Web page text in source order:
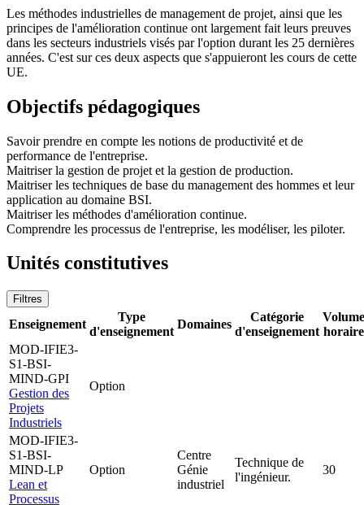
Les méthodes industrielles de management de projet, ainsi que les
principes de l'amélioration continue ont largement fait leurs preuves
dans les secteurs industriels visés par l'option durant les 25 dernières
années. C'est sur ces deux aspects que s'appuieront les cours de cette
UE.
Objectifs pédagogiques
Savoir prendre en compte les notions de productivité et de
performance de l'entreprise.
Maitriser la gestion de projet et la gestion de production.
Maitriser les techniques de base du management des hommes et leur
application au domaine BSI.
Maitriser les méthodes d'amélioration continue.
Comprendre les processus de l'entreprise, les modéliser, les piloter.
Unités constitutives
Filtres
Enseignement
Type
d'enseignement
Domaines
Catégorie
d'enseignement
Volume
horaire
MOD-IFIE3-
S1-BSI-
MIND-GPI
Gestion des
Projets
Industriels
Option
MOD-IFIE3-
S1-BSI-
MIND-LP
Lean et
Processus
Option
Centre
Génie
industriel
Technique de
l'ingénieur.
30